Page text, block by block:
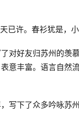
已许。春衫犹是，小
对好友归苏州的羡
意丰富。语言自然
写下了众多吟咏苏